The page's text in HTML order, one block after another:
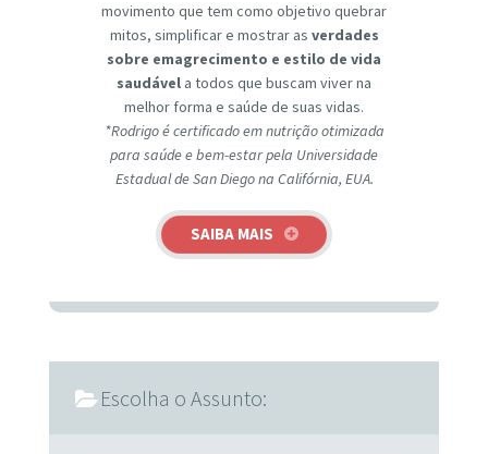
movimento que tem como objetivo quebrar
mitos, simplificar e mostrar as verdades
sobre emagrecimento e estilo de vida
saudável a todos que buscam viver na
melhor forma e saúde de suas vidas.
*Rodrigo é certificado em nutrição otimizada
para saúde e bem-estar pela Universidade
Estadual de San Diego na Califórnia, EUA.
SAIBA MAIS
Escolha o Assunto: